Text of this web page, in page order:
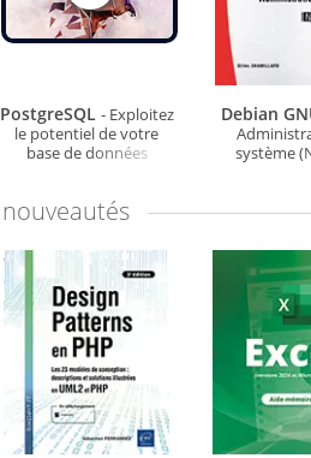
PostgreSQL - Exploitez
le potentiel de votre
base de données
Debian
système
nouveautés